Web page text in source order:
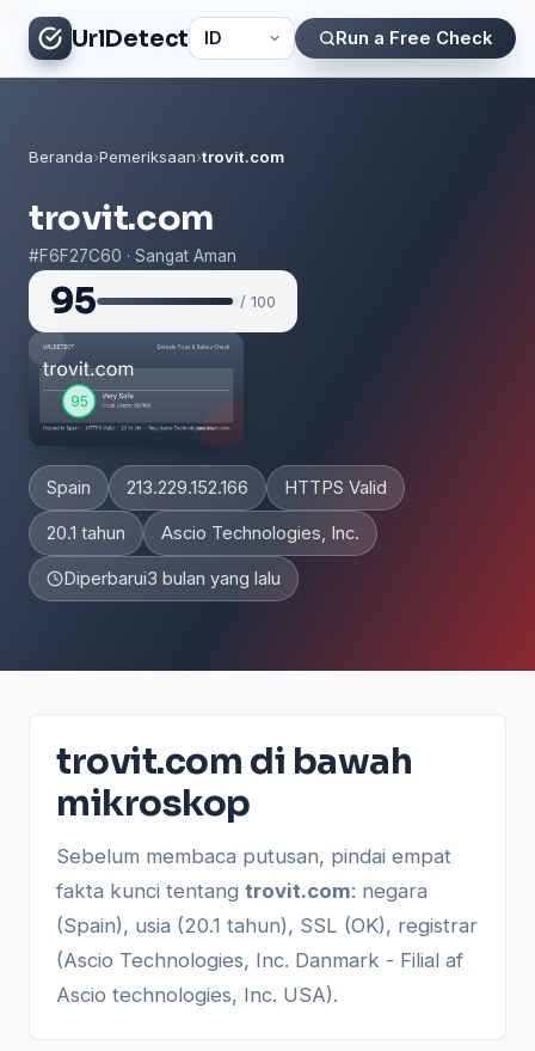
UrlDetect Run a Free Check
Beranda›Pemeriksaan›trovit.com
trovit.com
#F6F27C60 · Sangat Aman
95 / 100
Spain 213.229.152.166 HTTPS Valid
20.1 tahun Ascio Technologies, Inc.
Diperbarui3 bulan yang lalu
trovit.com di bawah
mikroskop
Sebelum membaca putusan, pindai empat
fakta kunci tentang trovit.com: negara
(Spain), usia (20.1 tahun), SSL (OK), registrar
(Ascio Technologies, Inc. Danmark - Filial af
Ascio technologies, Inc. USA).